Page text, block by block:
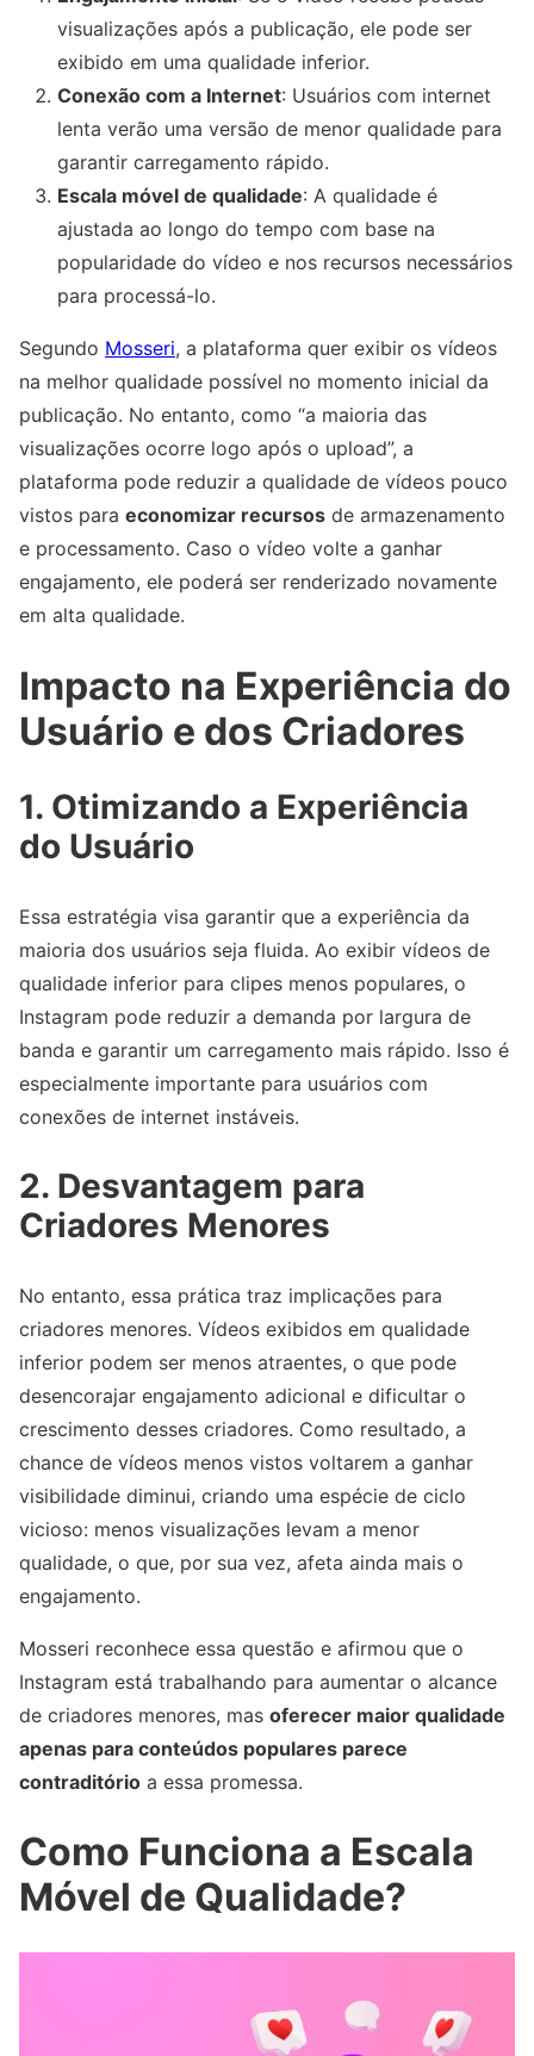
visualizações após a publicação, ele pode ser
exibido em uma qualidade inferior.
Conexão com a Internet: Usuários com internet
lenta verão uma versão de menor qualidade para
garantir carregamento rápido.
Escala móvel de qualidade: A qualidade é
ajustada ao longo do tempo com base na
popularidade do vídeo e nos recursos necessários
para processá-lo.
Segundo Mosseri, a plataforma quer exibir os vídeos
na melhor qualidade possível no momento inicial da
publicação. No entanto, como “a maioria das
visualizações ocorre logo após o upload”, a
plataforma pode reduzir a qualidade de vídeos pouco
vistos para economizar recursos de armazenamento
e processamento. Caso o vídeo volte a ganhar
engajamento, ele poderá ser renderizado novamente
em alta qualidade.
Impacto na Experiência do
Usuário e dos Criadores
1. Otimizando a Experiência
do Usuário
Essa estratégia visa garantir que a experiência da
maioria dos usuários seja fluida. Ao exibir vídeos de
qualidade inferior para clipes menos populares, o
Instagram pode reduzir a demanda por largura de
banda e garantir um carregamento mais rápido. Isso é
especialmente importante para usuários com
conexões de internet instáveis.
2. Desvantagem para
Criadores Menores
No entanto, essa prática traz implicações para
criadores menores. Vídeos exibidos em qualidade
inferior podem ser menos atraentes, o que pode
desencorajar engajamento adicional e dificultar o
crescimento desses criadores. Como resultado, a
chance de vídeos menos vistos voltarem a ganhar
visibilidade diminui, criando uma espécie de ciclo
vicioso: menos visualizações levam a menor
qualidade, o que, por sua vez, afeta ainda mais o
engajamento.
Mosseri reconhece essa questão e afirmou que o
Instagram está trabalhando para aumentar o alcance
de criadores menores, mas oferecer maior qualidade
apenas para conteúdos populares parece
contraditório a essa promessa.
Como Funciona a Escala
Móvel de Qualidade?